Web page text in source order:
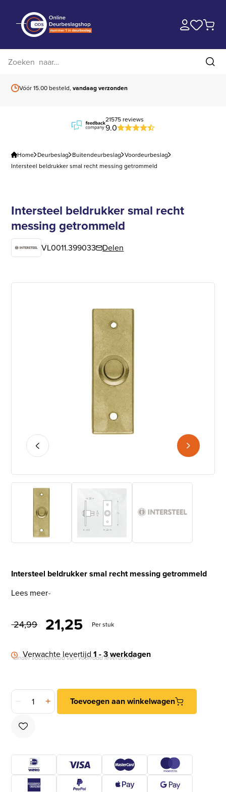
Vóór 15.00 besteld,vandaag verzonden
21575 reviews
9.0
Home Deurbeslag Buitendeurbeslag Voordeurbeslag
Intersteel beldrukker smal recht messing getrommeld
Intersteel beldrukker smal recht
messing getrommeld
VL0011.399033 Delen
Intersteel beldrukker smal recht messing getrommeld
Lees meer
24,99 Oorspronkelijke prijs was:
21,25Huidige prijs is: €
Per stuk
Verwachte levertijd1 - 3 werkdagen
*Onder voorbehoud van voorraad leverancier
Intersteel beldrukker smal recht messing getrommeld aantal
Toevoegen aan winkelwagen